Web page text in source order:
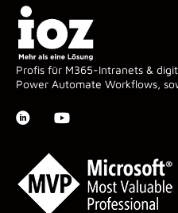
Profis für M365-Intranets &
Power Automate Workflows,